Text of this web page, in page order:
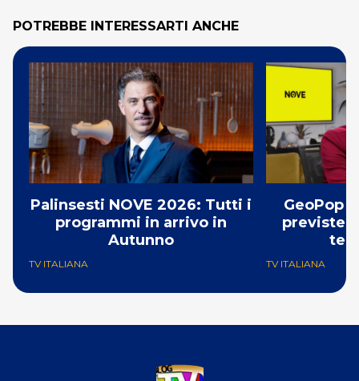
POTREBBE INTERESSARTI ANCHE
Palinsesti NOVE 2026: Tutti i
programmi in arrivo in
Autunno
TV ITALIANA
GeoPop
previste
TV ITALIANA